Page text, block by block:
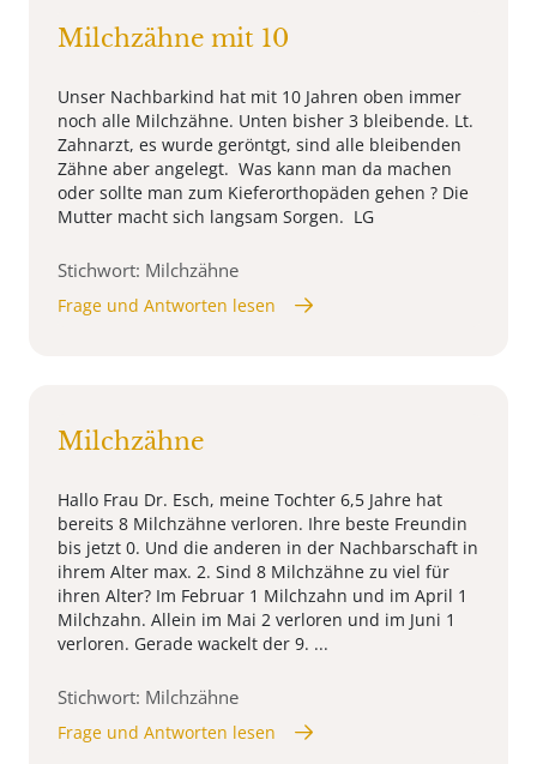
Milchzähne mit 10
Unser Nachbarkind hat mit 10 Jahren oben immer
noch alle Milchzähne. Unten bisher 3 bleibende. Lt.
Zahnarzt, es wurde geröntgt, sind alle bleibenden
Zähne aber angelegt. Was kann man da machen
oder sollte man zum Kieferorthopäden gehen ? Die
Mutter macht sich langsam Sorgen. LG
Stichwort: Milchzähne
Frage und Antworten lesen
Milchzähne
Hallo Frau Dr. Esch, meine Tochter 6,5 Jahre hat
bereits 8 Milchzähne verloren. Ihre beste Freundin
bis jetzt 0. Und die anderen in der Nachbarschaft in
ihrem Alter max. 2. Sind 8 Milchzähne zu viel für
ihren Alter? Im Februar 1 Milchzahn und im April 1
Milchzahn. Allein im Mai 2 verloren und im Juni 1
verloren. Gerade wackelt der 9. ...
Stichwort: Milchzähne
Frage und Antworten lesen